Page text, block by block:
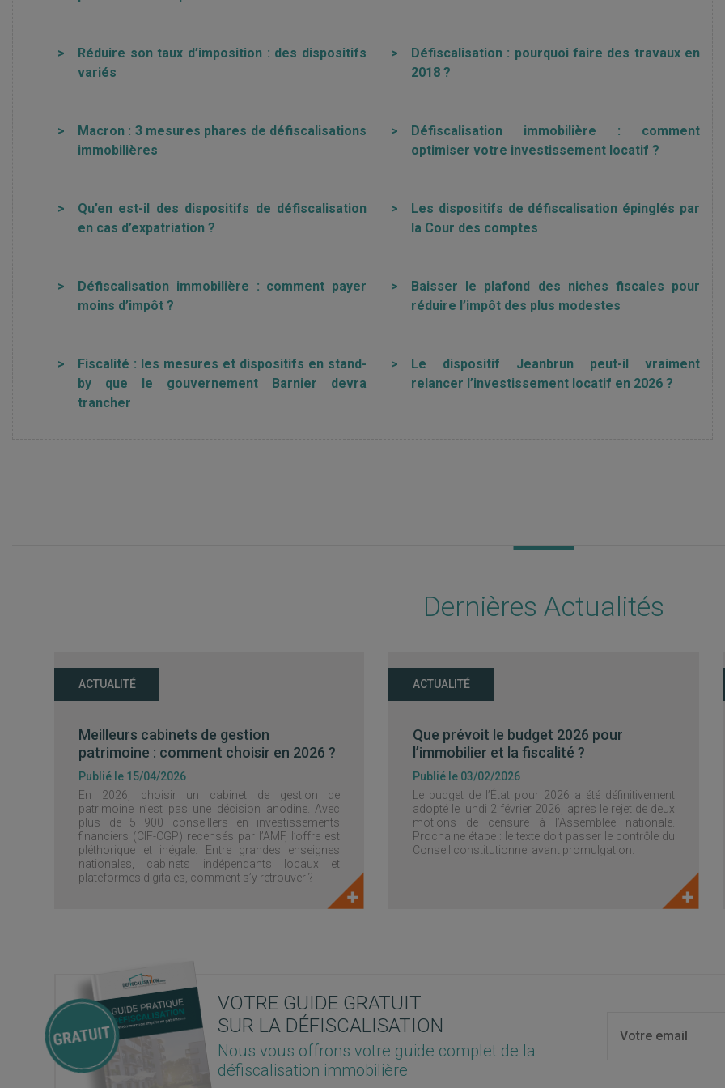
>
Réduire son taux d’imposition : des dispositifs
variés
>
Défiscalisation : pourquoi faire des travaux en
2018 ?
>
Macron : 3 mesures phares de défiscalisations
immobilières
>
Défiscalisation immobilière : comment
optimiser votre investissement locatif ?
>
Qu’en est-il des dispositifs de défiscalisation
en cas d’expatriation ?
>
Les dispositifs de défiscalisation épinglés par
la Cour des comptes
>
Défiscalisation immobilière : comment payer
moins d’impôt ?
>
Baisser le plafond des niches fiscales pour
réduire l’impôt des plus modestes
>
Fiscalité : les mesures et dispositifs en stand-
by que le gouvernement Barnier devra
trancher
>
Le dispositif Jeanbrun peut-il vraiment
relancer l’investissement locatif en 2026 ?
Dernières Actualités
ACTUALITÉ
Meilleurs cabinets de gestion
patrimoine : comment choisir en 2026 ?
Publié le 15/04/2026
En 2026, choisir un cabinet de gestion de
patrimoine n’est pas une décision anodine. Avec
plus de 5 900 conseillers en investissements
financiers (CIF-CGP) recensés par l’AMF, l’offre est
pléthorique et inégale. Entre grandes enseignes
nationales, cabinets indépendants locaux et
plateformes digitales, comment s’y retrouver ?
ACTUALITÉ
Que prévoit le budget 2026 pour
l’immobilier et la fiscalité ?
Publié le 03/02/2026
Le budget de l’État pour 2026 a été définitivement
adopté le lundi 2 février 2026, après le rejet de deux
motions de censure à l’Assemblée nationale.
Prochaine étape : le texte doit passer le contrôle du
Conseil constitutionnel avant promulgation.
VOTRE GUIDE GRATUIT
SUR LA DÉFISCALISATION
Nous vous offrons votre guide complet de la
défiscalisation immobilière